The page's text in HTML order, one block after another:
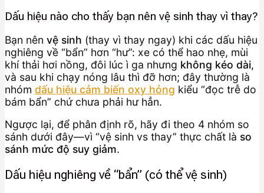
Dấu hiệu nào cho thấy bạn nên vệ sinh thay vì thay?
Bạn nên vệ sinh (thay vì thay ngay) khi các dấu hiệu
nghiêng về “bẩn” hơn “hư”: xe có thể hao nhẹ, mùi
khí thải hơi nồng, đôi lúc ì ga nhưng không kéo dài,
và sau khi chạy nóng lâu thì đỡ hơn; đây thường là
nhóm dấu hiệu cảm biến oxy hỏng kiểu “đọc trễ do
bám bẩn” chứ chưa phải hư hẳn.
Ngược lại, để phân định rõ, hãy đi theo 4 nhóm so
sánh dưới đây—vì “vệ sinh vs thay” thực chất là so
sánh mức độ suy giảm.
Dấu hiệu nghiêng về “bẩn” (có thể vệ sinh)